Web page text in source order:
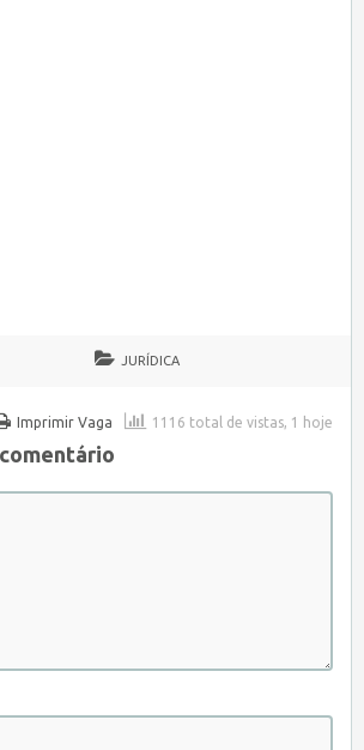
JURÍDICA
1116 total de vistas, 1 hoje
Imprimir Vaga